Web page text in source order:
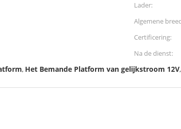
Lader:
Algemene
Certificering:
Na de dienst:
, Het Bemande Platform van gelijkstroom 12V,